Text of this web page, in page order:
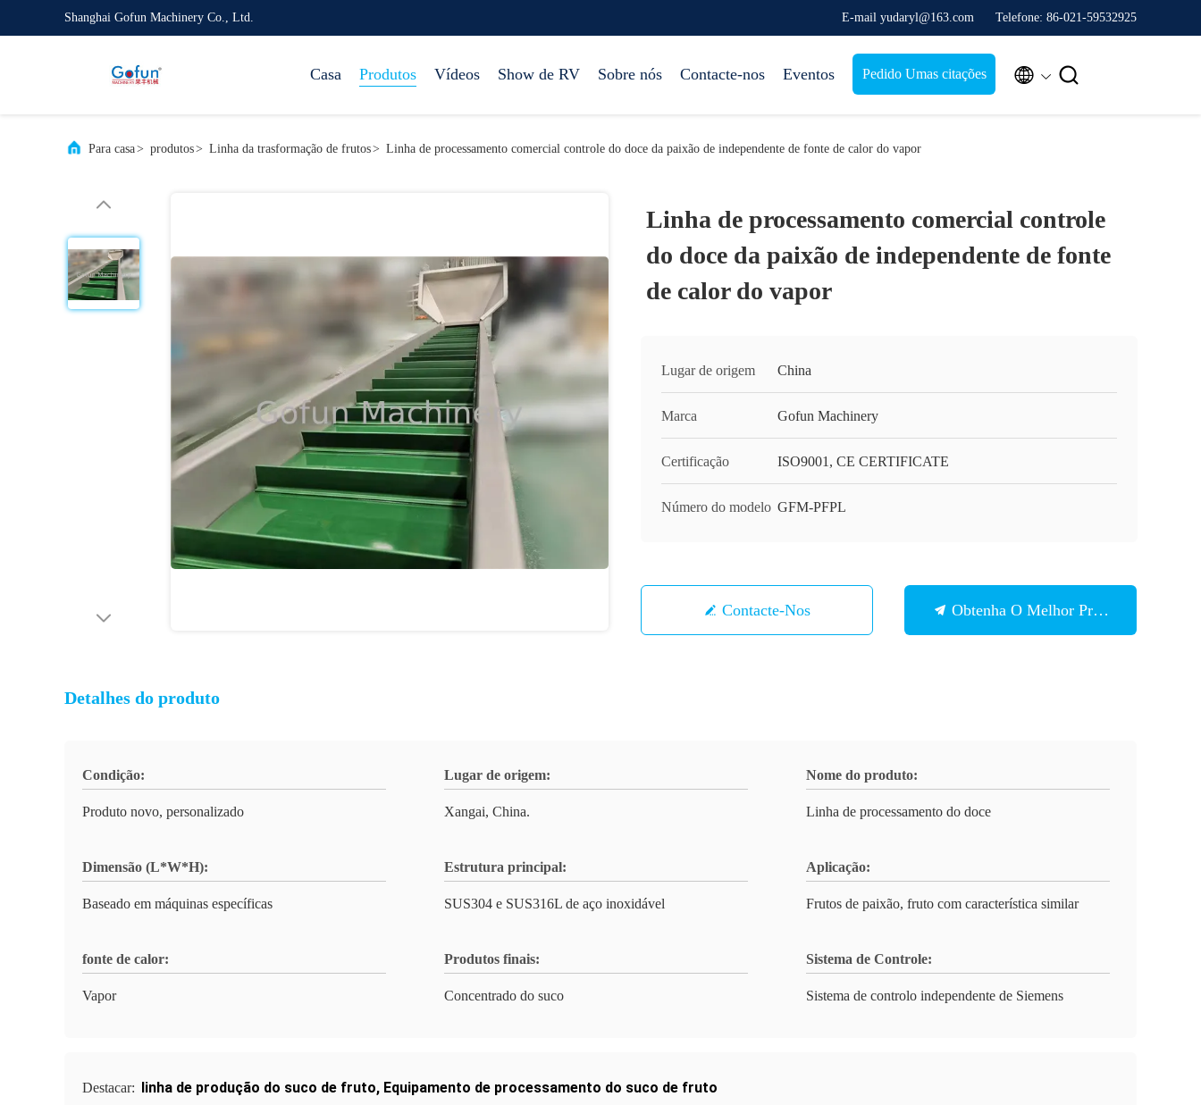
Shanghai Gofun Machinery Co., Ltd. E-mail yudaryl@163.com Telefone: 86-021-59532925
Casa Produtos Vídeos Show de RV Sobre nós Contacte-nos Eventos Pedido Umas citações  
Para casa> produtos> Linha da trasformação de frutos> Linha de processamento comercial controle do doce da paixão de independente de fonte de calor do vapor
Linha de processamento comercial controle
do doce da paixão de independente de fonte
de calor do vapor
Lugar de origem China
Marca Gofun Machinery
Certificação ISO9001, CE CERTIFICATE
Número do modelo GFM-PFPL
Contacte-Nos Obtenha O Melhor Preço
Detalhes do produto
Condição:
Produto novo, personalizado
Lugar de origem:
Xangai, China.
Nome do produto:
Linha de processamento do doce
Dimensão (L*W*H):
Baseado em máquinas específicas
Estrutura principal:
SUS304 e SUS316L de aço inoxidável
Aplicação:
Frutos de paixão, fruto com característica similar
fonte de calor:
Vapor
Produtos finais:
Concentrado do suco
Sistema de Controle:
Sistema de controlo independente de Siemens
Destacar: linha de produção do suco de fruto, Equipamento de processamento do suco de fruto